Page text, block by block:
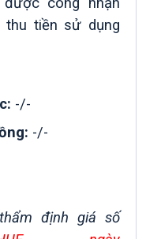
thu tiền sử dụng
-/-
-/-
định giá số